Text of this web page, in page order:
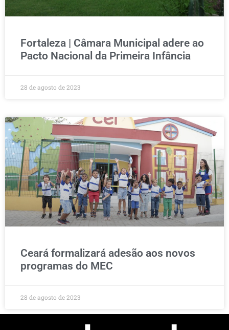
Fortaleza | Câmara Municipal adere ao
Pacto Nacional da Primeira Infância
28 de agosto de 2023
Ceará formalizará adesão aos novos
programas do MEC
28 de agosto de 2023